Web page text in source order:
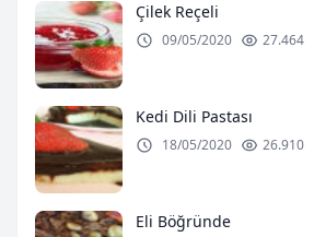
Çilek Reçeli
09/05/2020 27.464
Kedi Dili Pastası
18/05/2020 26.910
Eli Böğründe